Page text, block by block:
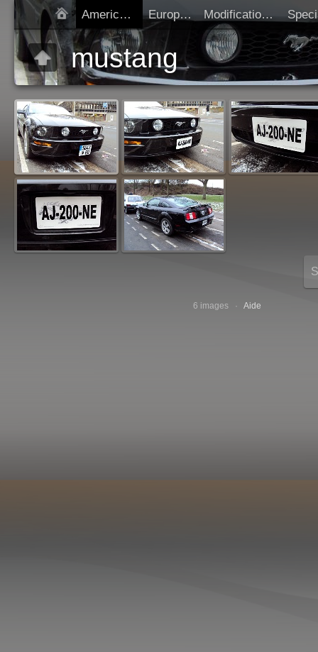
Americaines Europeen Modification SIV
mustang
Démarrer
6 images · Aide